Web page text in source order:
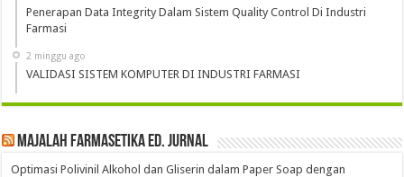
Penerapan Data Integrity Dalam Sistem Quality Control Di Industri
Farmasi
2 minggu ago
VALIDASI SISTEM KOMPUTER DI INDUSTRI FARMASI
Majalah Farmasetika Ed. Jurnal
Optimasi Polivinil Alkohol dan Gliserin dalam Paper Soap dengan